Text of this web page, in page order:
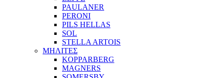
PAULANER
PERONI
PILS HELLAS
SOL
STELLA ARTOIS
ΜΗΛΙΤΕΣ
KOPPARBERG
MAGNERS